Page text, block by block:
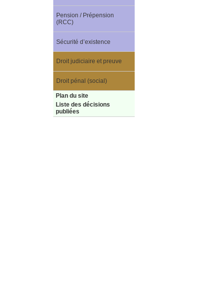
Pension / Prépension
(RCC)
Sécurité d’existence
Droit judiciaire et preuve
Droit pénal (social)
Plan du site
Liste des décisions
publiées